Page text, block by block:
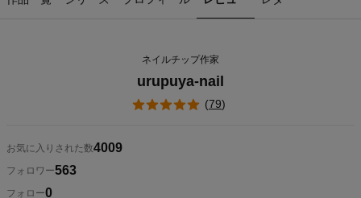
ネイルチップ作家
urupuya-nail
(79)
お気に入りされた数4009
フォロワー563
フォロー0